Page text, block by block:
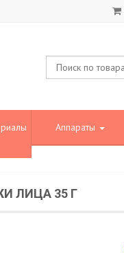
Аппараты
ЛИЦА 35 Г